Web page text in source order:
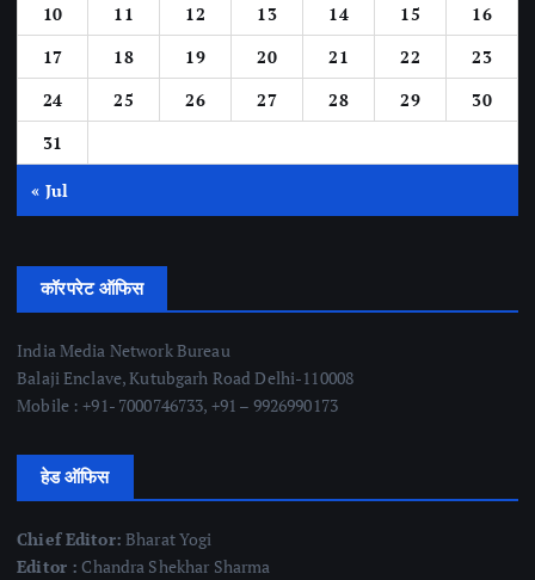
10
11 12 13 14 15
16
17
18 19 20 21 22
23
24
25 26 27 28 29
30
31
« Jul
कॉरपरेट ऑफिस
India Media Network Bureau
Balaji Enclave, Kutubgarh Road Delhi-110008
Mobile : +91- 7000746733, +91 – 9926990173
हेड ऑफिस
Chief Editor: Bharat Yogi
Editor : Chandra Shekhar Sharma